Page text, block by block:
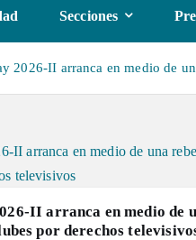
Secciones
2026-II arranca en medio de
II arranca en medio de
por derechos